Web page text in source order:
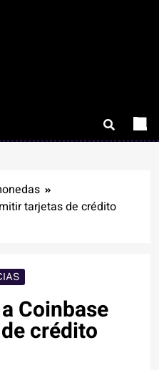
tarjetas de crédito
Coinbase
crédito